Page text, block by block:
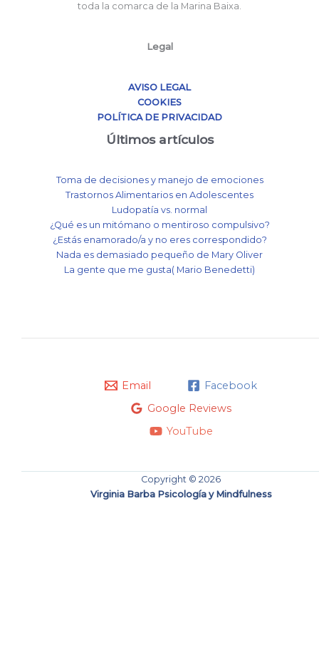
toda la comarca de la Marina Baixa.
Legal
AVISO LEGAL
COOKIES
POLÍTICA DE PRIVACIDAD
Últimos artículos
Toma de decisiones y manejo de emociones
Trastornos Alimentarios en Adolescentes
Ludopatía vs. normal
¿Qué es un mitómano o mentiroso compulsivo?
¿Estás enamorado/a y no eres correspondido?
Nada es demasiado pequeño de Mary Oliver
La gente que me gusta( Mario Benedetti)
Email
Facebook
Google Reviews
YouTube
Copyright © 2026
Virginia Barba Psicología y Mindfulness